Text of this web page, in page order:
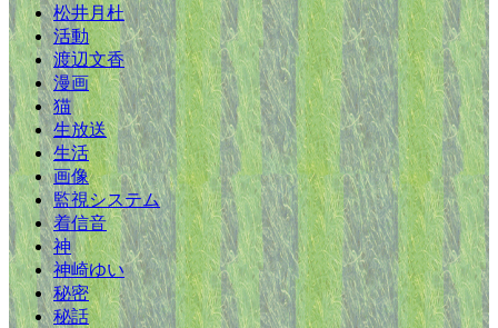
松井月杜
活動
渡辺文香
漫画
猫
生放送
生活
画像
監視システム
着信音
神
神崎ゆい
秘密
秘話